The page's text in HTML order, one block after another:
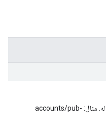
اسم المورد للحساب الذي سيتم إنشاء التقرير له. مثال: accounts/pub-